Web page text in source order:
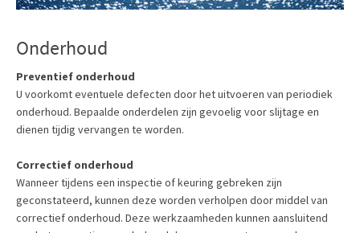
Onderhoud
Preventief onderhoud
U voorkomt eventuele defecten door het uitvoeren van periodiek
onderhoud. Bepaalde onderdelen zijn gevoelig voor slijtage en
dienen tijdig vervangen te worden.
Correctief onderhoud
Wanneer tijdens een inspectie of keuring gebreken zijn
geconstateerd, kunnen deze worden verholpen door middel van
correctief onderhoud. Deze werkzaamheden kunnen aansluitend